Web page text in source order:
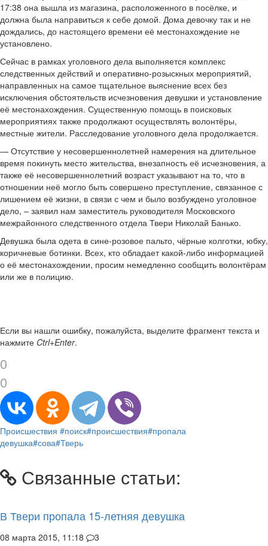
17:38 она вышла из магазина, расположенного в посёлке, и
должна была направиться к себе домой. Дома девочку так и не
дождались, до настоящего времени её местонахождение не
установлено.
Сейчас в рамках уголовного дела выполняется комплекс
следственных действий и оперативно-розыскных мероприятий,
направленных на самое тщательное выяснение всех без
исключения обстоятельств исчезновения девушки и установление
её местонахождения. Существенную помощь в поисковых
мероприятиях также продолжают осуществлять волонтёры,
местные жители. Расследование уголовного дела продолжается.
— Отсутствие у несовершеннолетней намерения на длительное
время покинуть место жительства, внезапность её исчезновения, а
также её несовершеннолетний возраст указывают на то, что в
отношении неё могло быть совершено преступление, связанное с
лишением её жизни, в связи с чем и было возбуждено уголовное
дело, – заявил нам заместитель руководителя Московского
межрайонного следственного отдела Твери Николай Банько.
Девушка была одета в сине-розовое пальто, чёрные колготки, юбку,
коричневые ботинки. Всех, кто обладает какой-либо информацией
о её местонахождении, просим немедленно сообщить волонтёрам
или же в полицию.
Если вы нашли ошибку, пожалуйста, выделите фрагмент текста и
нажмите Ctrl+Enter.
0
0
Происшествия #поиск#происшествия#пропала
девушка#сова#Тверь
Связанные статьи:
В Твери пропала 15-летняя девушка
08 марта 2015, 11:18 3